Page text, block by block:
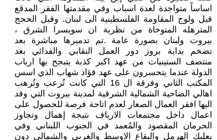
اساساً متواجدة لعدة اسباب وفي مقدمتها الفقر المدقع
قبل ولوج المقاومة الفلسطينية الى لبنان. وقبل الحجج
المترهله المتوخاة من نظرية ان سويسرا الشرق ،
بيروت ولبنان بصورة عامة .تم تدميرها مباشرة بعد
تضخم بداية بروز دور العمل النقابي والفدائي بعد
منتصف الستينيات من عهد اكبر كذبة يتبجح بها ارباب
الدولة عندما يتحسرون على عهد فؤاد شهاب الذي اسس
المكتب الثاني وفرقة ال 16 التي كانت تُرعب وتُرهب
اهالي الضاحية الشمالية الشرقية لمدينة بيروت التي وفد
اليها افقر العمال الصغار لعدم اتاحة فرصة للحصول على
اعمال داخل مجتمعات الارياف نتيجة إهمال وتجاوز
الحرمان المقصود والمُعمد في الجنوب اللبناني وفي
بعلبك الهرمل والبقاع الاوسط والغربي والشمالي دون